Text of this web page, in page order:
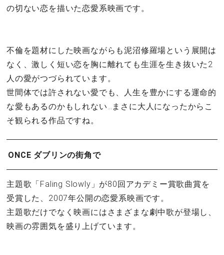
の切ない恋を描いた恋愛系映画です。
不倫を題材にした映画ながらも泥沼修羅場という展開は
なく、激しく短い恋を胸に離れても生涯を生き抜いた2
人の愛がつづられています。
世間体では許されない愛でも、人生を豊かにする運命的
な愛もあるのかもしれない…まさに大人になったからこ
そ観られる作品ですね。
ONCE ダブリンの街角で
主題歌「Faling Slowly」が80回アカデミー賞歌曲賞を
受賞した、2007年公開の恋愛系映画です。
主題歌だけでなく映画にはさまざまな劇中歌が登場し、
映画の雰囲気を盛り上げています。